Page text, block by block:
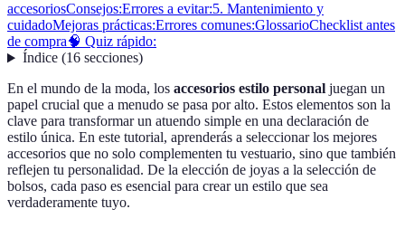
accesoriosConsejos:Errores a evitar:5. Mantenimiento y
cuidadoMejoras prácticas:Errores comunes:GlossarioChecklist antes
de compra🧠 Quiz rápido:
Índice(16 secciones)
En el mundo de la moda, los accesorios estilo personal juegan un
papel crucial que a menudo se pasa por alto. Estos elementos son la
clave para transformar un atuendo simple en una declaración de
estilo única. En este tutorial, aprenderás a seleccionar los mejores
accesorios que no solo complementen tu vestuario, sino que también
reflejen tu personalidad. De la elección de joyas a la selección de
bolsos, cada paso es esencial para crear un estilo que sea
verdaderamente tuyo.